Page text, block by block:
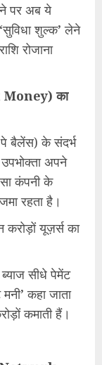
पर अब ये
शुल्क’ लेने
रोजाना
Money) का
पे बैलेंस) के संदर्भ
अपने
कंपनी के
रहता है।
करोड़ों यूज़र्स का
सीधे पेमेंट
कहा जाता
कमाती हैं।